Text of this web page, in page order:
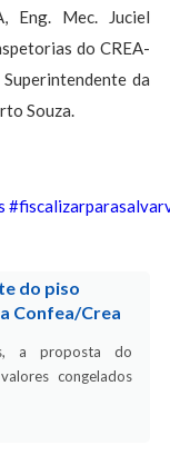
Eng. Mec. Juciel
do CREA-
da
Souza.
do piso
Confea/Crea
a proposta do
congelados